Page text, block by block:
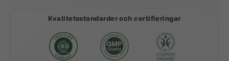
Kvalitetsstandarder och certifieringar